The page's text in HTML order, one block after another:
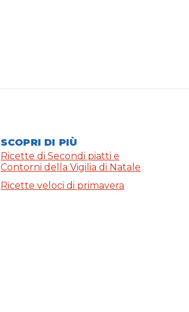
SCOPRI DI PIÙ
Ricette di Secondi piatti e
Contorni della Vigilia di Natale
Ricette veloci di primavera